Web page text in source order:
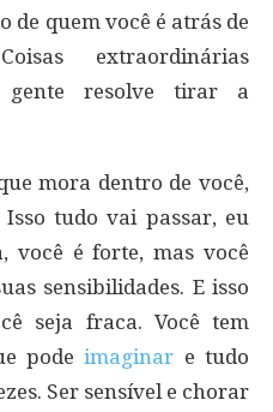
de quem você é atrás de
extraordinárias
gente resolve tirar a
mora dentro de você,
tudo vai passar, eu
você é forte, mas você
sensibilidades. E isso
seja fraca. Você tem
podeimaginar e tudo
Ser sensível e chorar